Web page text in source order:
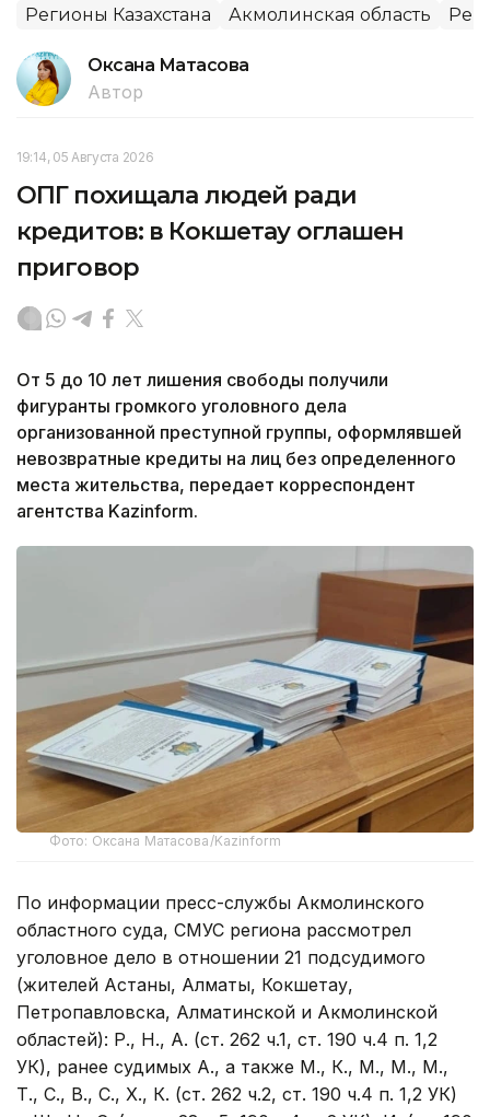
Регионы Казахстана Акмолинская область
Оксана Матасова
Автор
19:14, 05 Августа 2026
ОПГ похищала людей ради
кредитов: в Кокшетау оглашен
приговор
От 5 до 10 лет лишения свободы получили
фигуранты громкого уголовного дела
организованной преступной группы, оформлявшей
невозвратные кредиты на лиц без определенного
места жительства, передает корреспондент
агентства Kazinform.
Фото: Оксана Матасова/Kazinform
По информации пресс-службы Акмолинского
областного суда, СМУС региона рассмотрел
уголовное дело в отношении 21 подсудимого
(жителей Астаны, Алматы, Кокшетау,
Петропавловска, Алматинской и Акмолинской
областей): Р., Н., А. (ст. 262 ч.1, ст. 190 ч.4 п. 1,2
УК), ранее судимых А., а также М., К., М., М., М.,
Т., С., В., С., Х., К. (ст. 262 ч.2, ст. 190 ч.4 п. 1,2 УК)